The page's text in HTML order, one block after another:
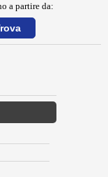
a partire da: